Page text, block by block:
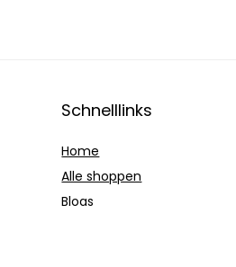
Schnelllinks
Home
Alle shoppen
Blogs